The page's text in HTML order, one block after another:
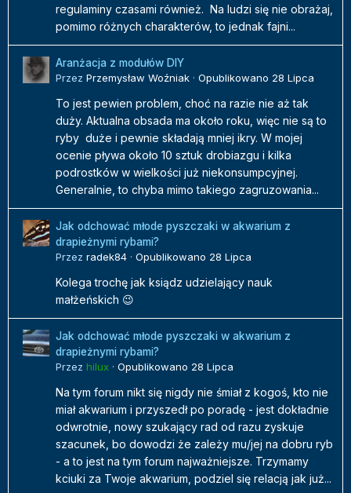
regulaminy czasami również. Na ludzi się nie obrażaj,
pomimo różnych charakterów, to jednak fajni...
Aranżacja z modułów DIY
Przez Przemysław Woźniak · Opublikowano 28 Lipca
To jest pewien problem, choć na razie nie aż tak
duży. Aktualna obsada ma około roku, więc nie są to
ryby duże i pewnie składają mniej ikry. W mojej
ocenie pływa około 10 sztuk drobiazgu i kilka
podrostków w wielkości już niekonsumpcyjnej.
Generalnie, to chyba mimo takiego zagruzowania...
Jak odchować młode pyszczaki w akwarium z
drapieżnymi rybami?
Przez radek84 · Opublikowano 28 Lipca
Kolega trochę jak ksiądz udzielający nauk
małżeńskich 😉
Jak odchować młode pyszczaki w akwarium z
drapieżnymi rybami?
Przez hilux · Opublikowano 28 Lipca
Na tym forum nikt się nigdy nie śmiał z kogoś, kto nie
miał akwarium i przyszedł po poradę - jest dokładnie
odwrotnie, nowy szukający rad od razu zyskuje
szacunek, bo dowodzi że zależy mu/jej na dobru ryb
- a to jest na tym forum najważniejsze. Trzymamy
kciuki za Twoje akwarium, podziel się relacją jak już...